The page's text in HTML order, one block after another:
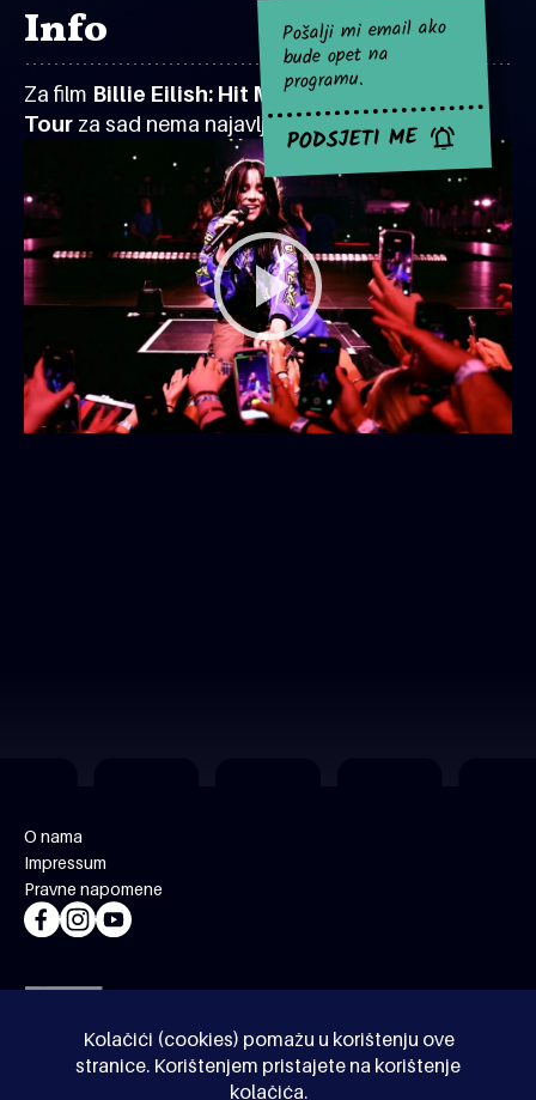
Kolačići (cookies) pomažu u korištenju ove
stranice. Korištenjem pristajete na korištenje
kolačića.
Info
Za film Billie Eilish: Hit Me Hard and Soft The
Tour za sad nema najavljenih projekcija.
Pošalji mi email ako
bude opet na
programu.
PODSJETI ME
O nama
Impressum
Pravne napomene